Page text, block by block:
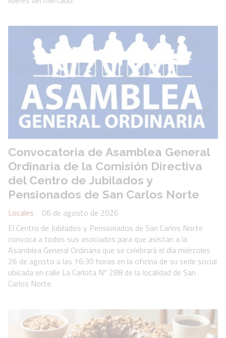
Convocatoria de Asamblea General
Ordinaria de la Comisión Directiva
del Centro de Jubilados y
Pensionados de San Carlos Norte
Locales
06 de agosto de 2026
El Centro de Jubilados y Pensionados de San Carlos Norte
convoca a todos sus asociados para que asistan a la
Asamblea General Ordinaria que se celebrará el día miércoles
26 de agosto a las 16:30 horas en la oficina de su sede social
ubicada en calle La Carlota Nº 288 de la localidad de San
Carlos Norte.